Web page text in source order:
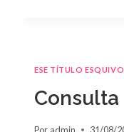
OLVIDO»
SUSAN
ESE TÍTULO ESQUIVO
Consulta